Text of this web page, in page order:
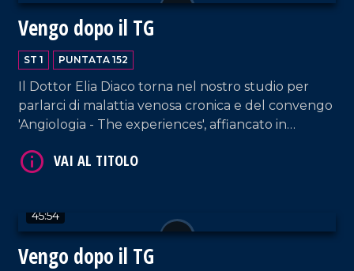
Vengo dopo il TG
ST 1 PUNTATA 152
Il Dottor Elia Diaco torna nel nostro studio per
parlarci di malattia venosa cronica e del convengo
'Angiologia - The experiences', affiancato in
Presidente onorario della International Union of
noto sui social per il suo "E Walaaaa".
45:54
Vengo dopo il TG
VAI AL TITOLO